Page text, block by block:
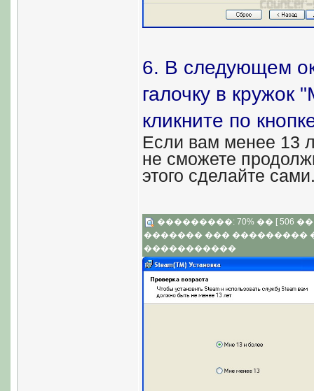
6. В следующем
галочку в кружок
кликните по
Если вам менее 13
не сможете
этого сделайте
���������: 70% �� [ 506 ��
������� ��� ���������
�����������